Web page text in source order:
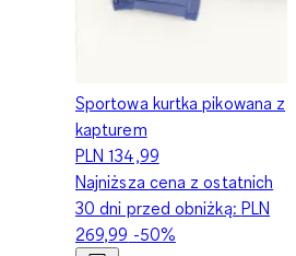
Sportowa kurtka pikowana z
kapturem
PLN 134,99
Najniższa cena z ostatnich
30 dni przed obniżką: PLN
269,99 -50%